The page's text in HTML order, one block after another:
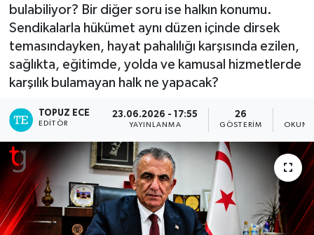
bulabiliyor? Bir diğer soru ise halkın konumu.
Sendikalarla hükümet aynı düzen içinde dirsek
temasındayken, hayat pahalılığı karşısında ezilen,
sağlıkta, eğitimde, yolda ve kamusal hizmetlerde
karşılık bulamayan halk ne yapacak?
TOPUZ ECE
EDITÖR
23.06.2026 - 17:55
YAYINLANMA
26
GÖSTERIM